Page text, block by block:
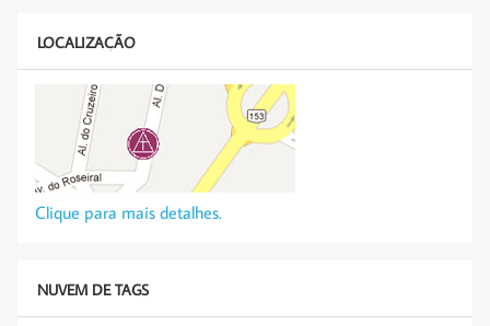
LOCALIZAÇÃO
Clique para mais detalhes.
NUVEM DE TAGS